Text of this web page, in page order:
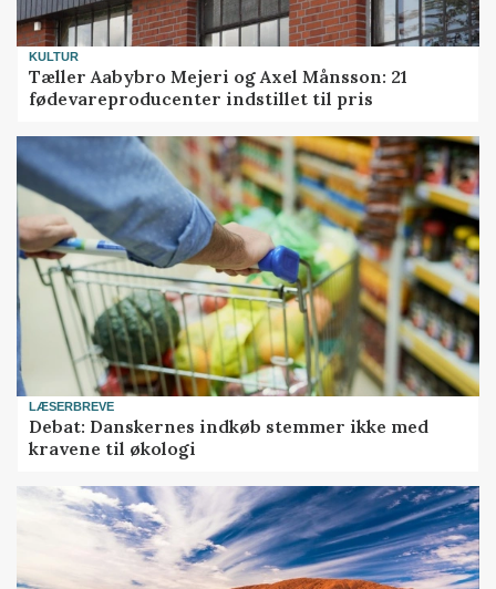
KULTUR
Tæller Aabybro Mejeri og Axel Månsson: 21
fødevareproducenter indstillet til pris
LÆSERBREVE
Debat: Danskernes indkøb stemmer ikke med
kravene til økologi